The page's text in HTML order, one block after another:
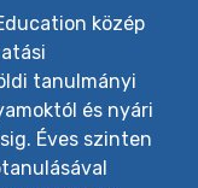
közép
tanulmányi
és nyári
Éves szinten